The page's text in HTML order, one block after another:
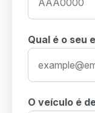
Qual é o seu
O veículo é